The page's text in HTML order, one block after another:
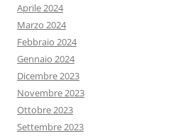
Aprile 2024
Marzo 2024
Febbraio 2024
Gennaio 2024
Dicembre 2023
Novembre 2023
Ottobre 2023
Settembre 2023